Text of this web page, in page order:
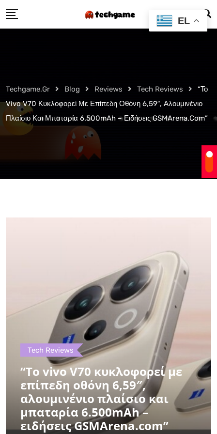
to
Techgame.gr Blog Reviews Tech Reviews
“Το
Vivo V70 Κυκλοφορεί Με Επίπεδη Οθόνη 6,59″, Αλουμινένιο
Πλαίσιο Και Μπαταρία 6.500mAh – Ειδήσεις GSMArena.com”
Tech Reviews
“Το vivo V70 κυκλοφορεί με
επίπεδη οθόνη 6,59″,
αλουμινένιο πλαίσιο και
μπαταρία 6.500mAh –
ειδήσεις GSMArena.com”
EL